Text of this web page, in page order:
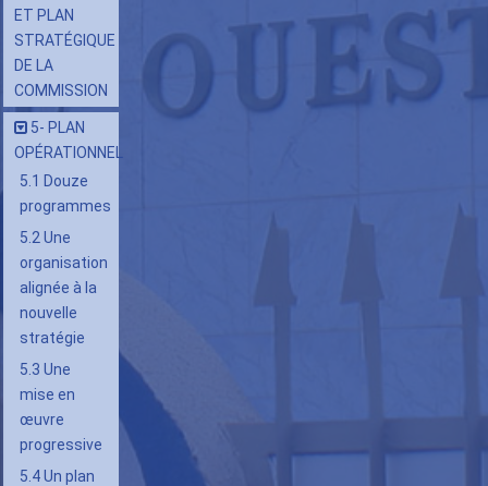
ET PLAN
STRATÉGIQUE
DE LA
COMMISSION
5- PLAN
OPÉRATIONNEL
5.1 Douze
programmes
5.2 Une
organisation
alignée à la
nouvelle
stratégie
5.3 Une
mise en
œuvre
progressive
5.4 Un plan